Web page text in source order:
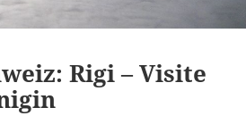
Rigi – Visite